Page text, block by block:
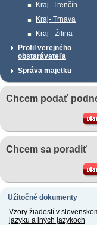
Kraj- Trenčín
Kraj- Trnava
Kraj - Žilina
Profil verejného
obstarávateľa
Správa majetku
Chcem podať
Chcem sa poradiť
Užitočné dokumenty
Vzory žiadostí v
jazyku a iných jazykoch